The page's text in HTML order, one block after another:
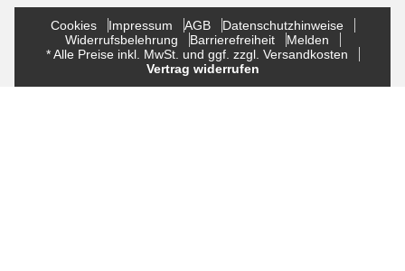
Cookies Impressum AGB
Datenschutzhinweise
Widerrufsbelehrung
Barrierefreiheit
Melden
* Alle Preise inkl. MwSt. und ggf. zzgl. Versandkosten
Vertrag widerrufen